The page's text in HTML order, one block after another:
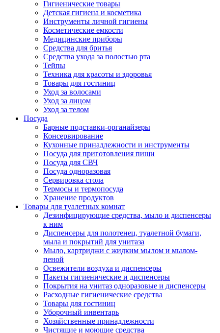
Гигиенические товары
Детская гигиена и косметика
Инструменты личной гигиены
Косметические емкости
Медицинские приборы
Средства для бритья
Средства ухода за полостью рта
Тейпы
Техника для красоты и здоровья
Товары для гостиниц
Уход за волосами
Уход за лицом
Уход за телом
Посуда
Барные подставки-органайзеры
Консервирование
Кухонные принадлежности и инструменты
Посуда для приготовления пищи
Посуда для СВЧ
Посуда одноразовая
Сервировка стола
Термосы и термопосуда
Хранение продуктов
Товары для туалетных комнат
Дезинфицирующие средства, мыло и диспенсеры
к ним
Диспенсеры для полотенец, туалетной бумаги,
мыла и покрытий для унитаза
Мыло, картриджи с жидким мылом и мылом-
пеной
Освежители воздуха и диспенсеры
Пакеты гигиенические и диспенсеры
Покрытия на унитаз одноразовые и диспенсеры
Расходные гигиенические средства
Товары для гостиниц
Уборочный инвентарь
Хозяйственные принадлежности
Чистящие и моющие средства